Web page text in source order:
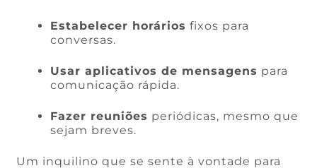
Estabelecer horários fixos para
conversas.
Usar aplicativos de mensagens para
comunicação rápida.
Fazer reuniões periódicas, mesmo que
sejam breves.
Um inquilino que se sente à vontade para